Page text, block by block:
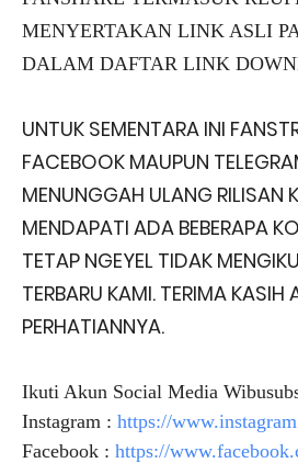
MENYERTAKAN LINK ASLI
DALAM DAFTAR LINK
UNTUK SEMENTARA INI
FACEBOOK MAUPUN
MENUNGGAH ULANG RILISAN
MENDAPATI ADA BEBERAPA
TETAP NGEYEL TIDAK
TERBARU KAMI. TERIMA KASIH
PERHATIANNYA.
Ikuti Akun Social Media
Instagram : https://
Facebook : https://